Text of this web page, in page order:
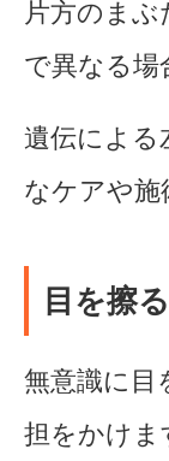
片方のま
で異なる場
遺伝による
なケアや
目を擦
無意識に目
担をかけま